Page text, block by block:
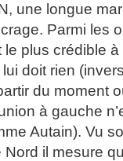
une longue
Parmi les
plus crédible à
doit rien
du moment
à gauche
Autain). Vu
Nord il mesure